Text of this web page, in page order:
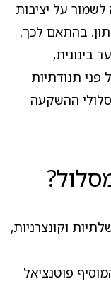
מטרה לשמור על יציבות
בהתאם לכך,
בינונית,
פני תנודתיות
ההשקעה
וקונצרניות,
מנייתי מוגבל של עד 15% המוסיף פוטנציאל